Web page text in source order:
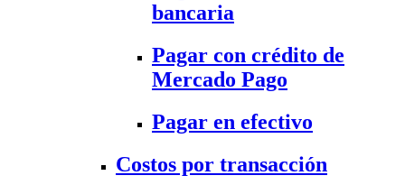
bancaria
Pagar con crédito de
Mercado Pago
Pagar en efectivo
Costos por transacción